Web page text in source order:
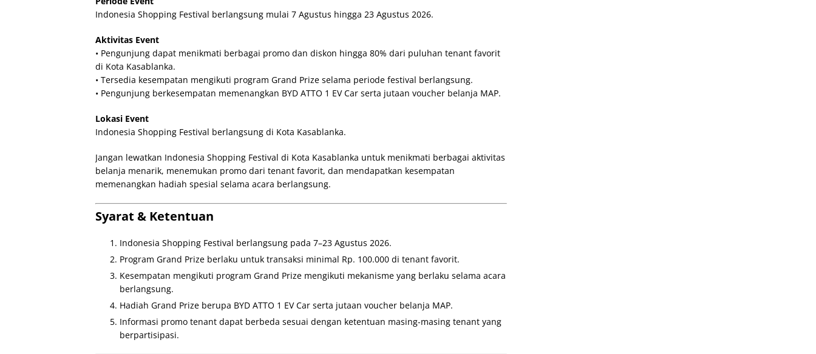
Indonesia Shopping Festival berlangsung mulai 7 Agustus hingga 23 Agustus 2026.
Aktivitas Event
• Pengunjung dapat menikmati berbagai promo dan diskon hingga 80% dari puluhan tenant favorit
di Kota Kasablanka.
• Tersedia kesempatan mengikuti program Grand Prize selama periode festival berlangsung.
• Pengunjung berkesempatan memenangkan BYD ATTO 1 EV Car serta jutaan voucher belanja MAP.
Lokasi Event
Indonesia Shopping Festival berlangsung di Kota Kasablanka.
Jangan lewatkan Indonesia Shopping Festival di Kota Kasablanka untuk menikmati berbagai aktivitas
belanja menarik, menemukan promo dari tenant favorit, dan mendapatkan kesempatan
memenangkan hadiah spesial selama acara berlangsung.
Syarat & Ketentuan
Indonesia Shopping Festival berlangsung pada 7–23 Agustus 2026.
Program Grand Prize berlaku untuk transaksi minimal Rp. 100.000 di tenant favorit.
Kesempatan mengikuti program Grand Prize mengikuti mekanisme yang berlaku selama acara
berlangsung.
Hadiah Grand Prize berupa BYD ATTO 1 EV Car serta jutaan voucher belanja MAP.
Informasi promo tenant dapat berbeda sesuai dengan ketentuan masing-masing tenant yang
berpartisipasi.